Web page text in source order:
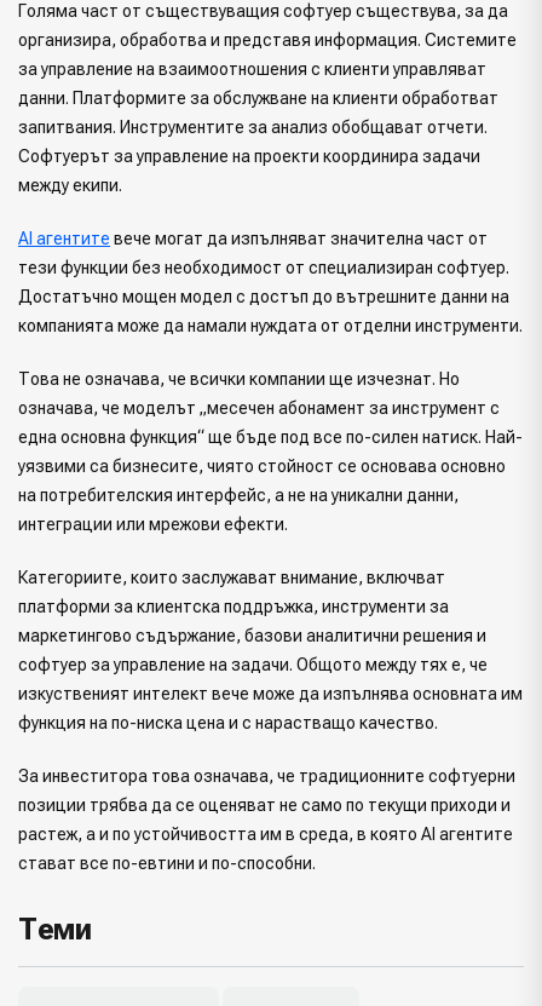
Голяма част от съществуващия софтуер съществува, за да
организира, обработва и представя информация. Системите
за управление на взаимоотношения с клиенти управляват
данни. Платформите за обслужване на клиенти обработват
запитвания. Инструментите за анализ обобщават отчети.
Софтуерът за управление на проекти координира задачи
между екипи.
AI агентите вече могат да изпълняват значителна част от
тези функции без необходимост от специализиран софтуер.
Достатъчно мощен модел с достъп до вътрешните данни на
компанията може да намали нуждата от отделни инструменти.
Това не означава, че всички компании ще изчезнат. Но
означава, че моделът „месечен абонамент за инструмент с
една основна функция“ ще бъде под все по-силен натиск. Най-
уязвими са бизнесите, чиято стойност се основава основно
на потребителския интерфейс, а не на уникални данни,
интеграции или мрежови ефекти.
Категориите, които заслужават внимание, включват
платформи за клиентска поддръжка, инструменти за
маркетингово съдържание, базови аналитични решения и
софтуер за управление на задачи. Общото между тях е, че
изкуственият интелект вече може да изпълнява основната им
функция на по-ниска цена и с нарастващо качество.
За инвеститора това означава, че традиционните софтуерни
позиции трябва да се оценяват не само по текущи приходи и
растеж, а и по устойчивостта им в среда, в която AI агентите
стават все по-евтини и по-способни.
Теми